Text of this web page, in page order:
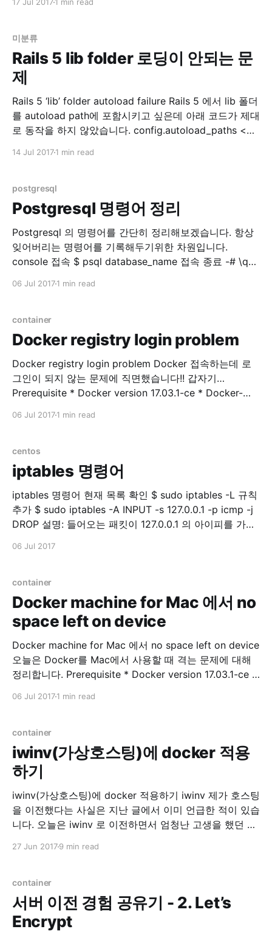
17 Jul 20171 min read
미분류
Rails 5 lib folder 로딩이 안되는 문
제
Rails 5 ‘lib’ folder autoload failure Rails 5 에서 lib 폴더
를 autoload path에 포함시키고 싶은데 아래 코드가 제대
로 동작을 하지 않았습니다. config.autoload_paths <<
14 Jul 20171 min read
postgresql
Postgresql 명령어 정리
Postgresql 의 명령어를 간단히 정리해보겠습니다. 항상
잊어버리는 명령어를 기록해두기위한 차원입니다.
console 접속 $ psql database_name 접속 종료 -# \q
database_name 사용자 목록 표시 -# \du Role 생성 -#
CREATE
06 Jul 20171 min read
container
Docker registry login problem
Docker registry login problem Docker 접속하는데 로
그인이 되지 않는 문제에 직면했습니다!! 갑자기…
Prerequisite * Docker version 17.03.1-ce * Docker-
http://docker.example.com/v2/: dial tcp 176.32.
06 Jul 20171 min read
centos
iptables 명령어
iptables 명령어 현재 목록 확인 $ sudo iptables -L 규칙
추가 $ sudo iptables -A INPUT -s 127.0.0.1 -p icmp -j
DROP 설명: 들어오는 패킷이 127.0.0.1 의 아이피를 가지
06 Jul 2017
container
Docker machine for Mac 에서 no
space left on device
Docker machine for Mac 에서 no space left on device
오늘은 Docker를 Mac에서 사용할 때 격는 문제에 대해
정리합니다. Prerequisite * Docker version 17.03.1-ce *
이미지
06 Jul 20171 min read
container
iwinv(가상호스팅)에 docker 적용
하기
iwinv(가상호스팅)에 docker 적용하기 iwinv 제가 호스팅
을 이전했다는 사실은 지난 글에서 이미 언급한 적이 있습
니다. 오늘은 iwinv 로 이전하면서 엄청난 고생을 했던 경
용을 하는 것에
27 Jun 20179 min read
container
서버 이전 경험 공유기 - 2. Let’s
Encrypt